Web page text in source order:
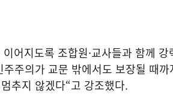
어지도록 조합원·교사들과 함께 강
주의가 교문 밖에서도 보장될 때까
추지 않겠다“고 강조했다.